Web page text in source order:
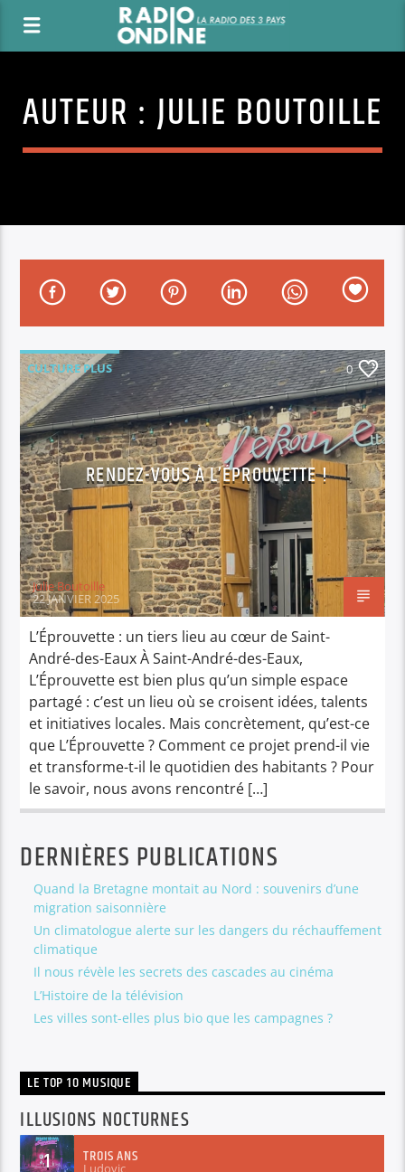
AUTEUR : JULIE BOUTOILLE
CULTURE PLUS 0
RENDEZ-VOUS À L’ÉPROUVETTE !
Julie Boutoille
22 JANVIER 2025
L’Éprouvette : un tiers lieu au cœur de Saint-
André-des-Eaux À Saint-André-des-Eaux,
L’Éprouvette est bien plus qu’un simple espace
partagé : c’est un lieu où se croisent idées, talents
et initiatives locales. Mais concrètement, qu’est-ce
que L’Éprouvette ? Comment ce projet prend-il vie
et transforme-t-il le quotidien des habitants ? Pour
le savoir, nous avons rencontré […]
DERNIÈRES PUBLICATIONS
Quand la Bretagne montait au Nord : souvenirs d’une
migration saisonnière
Un climatologue alerte sur les dangers du réchauffement
climatique
Il nous révèle les secrets des cascades au cinéma
L’Histoire de la télévision
Les villes sont-elles plus bio que les campagnes ?
LE TOP 10 MUSIQUE
ILLUSIONS NOCTURNES
1 TROIS ANS
Ludovic